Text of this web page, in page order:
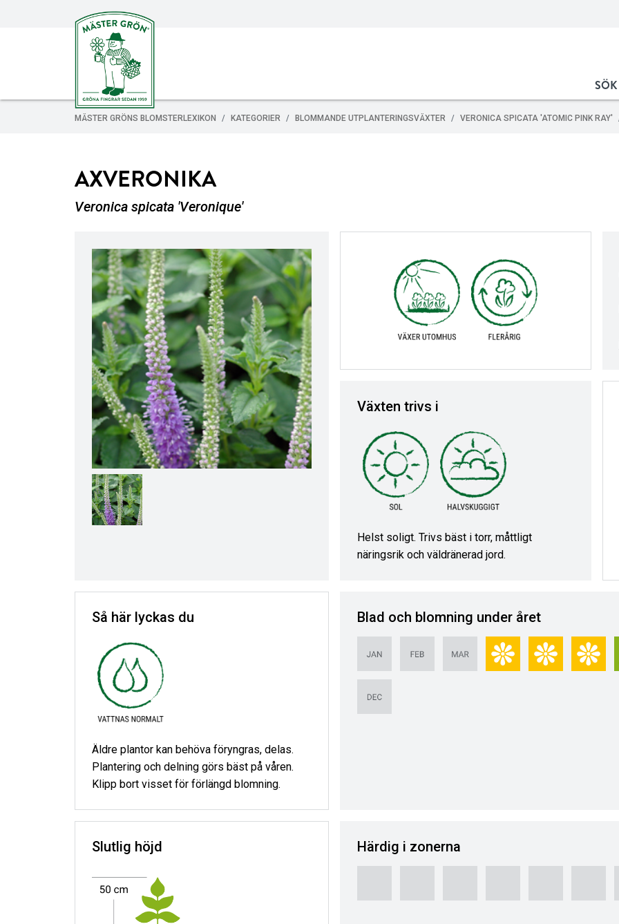
MÄSTER GRÖNS BLOMSTERLEXIKON KATEGORIER BLOMMANDE UTPLANTERINGSVÄXTER VERONICA SPICATA 'ATOMIC PINK RAY'
AXVERONIKA
Veronica spicata 'Veronique'
Växten trivs i
Helst soligt. Trivs bäst i torr, måttligt
näringsrik och väldränerad jord.
Så här lyckas du
Äldre plantor kan behöva föryngras, delas.
Plantering och delning görs bäst på våren.
Klipp bort visset för förlängd blomning.
Blad och blomning under året
Slutlig höjd Härdig i zonerna